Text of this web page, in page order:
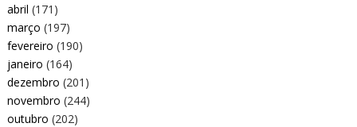
abril (171)
março (197)
fevereiro (190)
janeiro (164)
dezembro (201)
novembro (244)
outubro (202)